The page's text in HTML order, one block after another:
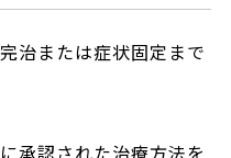
治または症状固定まで
承認された治療方法を